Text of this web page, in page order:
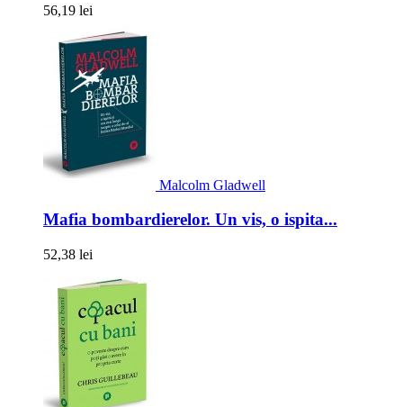
56,19 lei
Malcolm Gladwell
Mafia bombardierelor. Un vis, o ispita...
52,38 lei